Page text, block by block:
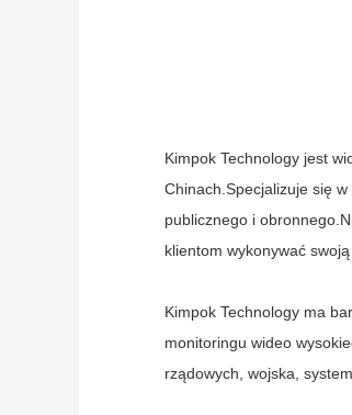
Kimpok Technology jest
Chinach.Specjalizuje się
publicznego i
klientom wykonywać
Kimpok Technology ma
monitoringu wideo
rządowych, wojska,